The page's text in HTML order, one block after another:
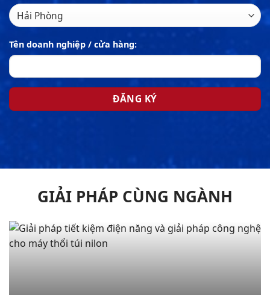
Tên doanh nghiệp / cửa hàng:
GIẢI PHÁP CÙNG NGÀNH